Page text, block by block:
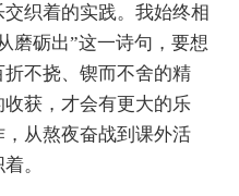
织着的实践。我始终相
磨砺出”这一诗句，要想
不挠、锲而不舍的精
获，才会有更大的乐
从熬夜奋战到课外活
。